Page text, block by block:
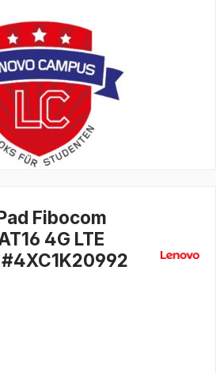
Fibocom
4G LTE